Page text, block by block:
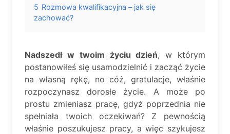
5 Rozmowa kwalifikacyjna – jak się
zachować?
Nadszedł w twoim życiu dzień, w którym
postanowiłeś się usamodzielnić i zacząć życie
na własną rękę, no cóż, gratulacje, właśnie
rozpoczynasz dorosłe życie. A może po
prostu zmieniasz pracę, gdyż poprzednia nie
spełniała twoich oczekiwań? Z pewnością
właśnie poszukujesz pracy, a więc szykujesz